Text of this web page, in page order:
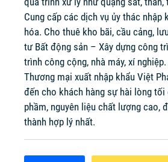
Cung cấp các dịch vụ ủy thác nhập
hóa. Cho thuê kho bãi, cầu cảng,
tư Bất động sản – Xây dựng công
trình công cộng, nhà máy, xí
Thương mại xuất nhập khẩu Việt
đến cho khách hàng sự hài lòng tối
phầm, nguyên liệu chất lượng cao,
thành hợp lý nhất.